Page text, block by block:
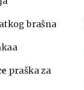
brašna
praška za